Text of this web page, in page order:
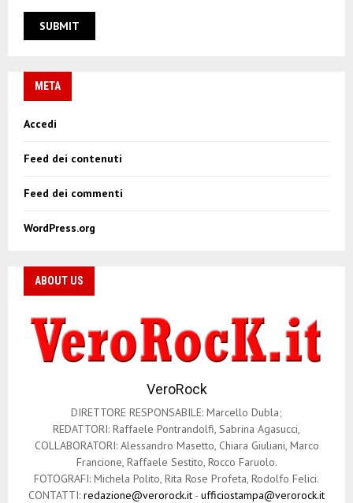
META
Accedi
Feed dei contenuti
Feed dei commenti
WordPress.org
ABOUT US
VeroRock
DIRETTORE RESPONSABILE: Marcello Dubla;
REDATTORI: Raffaele Pontrandolfi, Sabrina Agasucci,
COLLABORATORI: Alessandro Masetto, Chiara Giuliani, Marco
Francione, Raffaele Sestito, Rocco Faruolo.
FOTOGRAFI: Michela Polito, Rita Rose Profeta, Rodolfo Felici.
CONTATTI: redazione@verorock.it - ufficiostampa@verorock.it